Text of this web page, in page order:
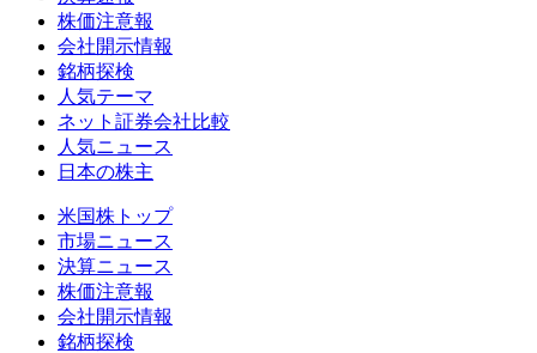
株価注意報
会社開示情報
銘柄探検
人気テーマ
ネット証券会社比較
人気ニュース
日本の株主
米国株トップ
市場ニュース
決算ニュース
株価注意報
会社開示情報
銘柄探検